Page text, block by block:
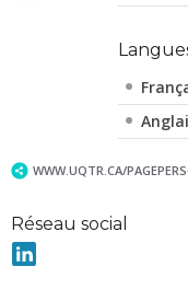
WWW.UQTR.CA/
Réseau social